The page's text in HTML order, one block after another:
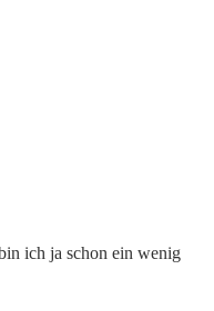
ich ja schon ein wenig